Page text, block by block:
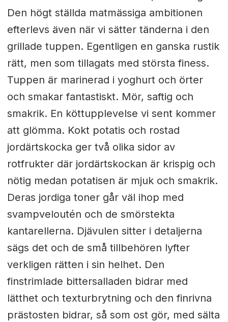
Den högt ställda matmässiga ambitionen
efterlevs även när vi sätter tänderna i den
grillade tuppen. Egentligen en ganska rustik
rätt, men som tillagats med största finess.
Tuppen är marinerad i yoghurt och örter
och smakar fantastiskt. Mör, saftig och
smakrik. En köttupplevelse vi sent kommer
att glömma. Kokt potatis och rostad
jordärtskocka ger två olika sidor av
rotfrukter där jordärtskockan är krispig och
nötig medan potatisen är mjuk och smakrik.
Deras jordiga toner går väl ihop med
svampveloutén och de smörstekta
kantarellerna. Djävulen sitter i detaljerna
sägs det och de små tillbehören lyfter
verkligen rätten i sin helhet. Den
finstrimlade bittersalladen bidrar med
lätthet och texturbrytning och den finrivna
prästosten bidrar, så som ost gör, med sälta